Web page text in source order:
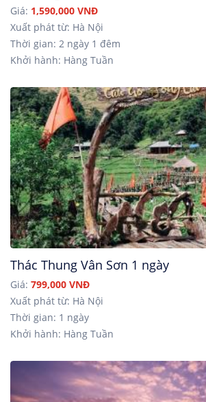
Giá: 1,590,000 VNĐ
Xuất phát từ: Hà Nội
Thời gian: 2 ngày 1 đêm
Khởi hành: Hàng Tuần
Thác Thung Vân Sơn 1 ngày
Giá: 799,000 VNĐ
Xuất phát từ: Hà Nội
Thời gian: 1 ngày
Khởi hành: Hàng Tuần